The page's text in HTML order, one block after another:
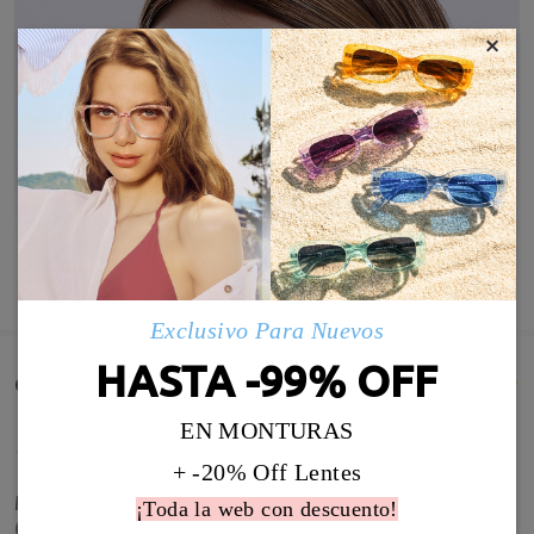
MOSTRAR MÁS
Comentarios de Clientes(25)
Muy buenas gafas, las compré graduadas de sol
(son las primeras de este tipo que tengo) y genial.
×
Exclusivo Para Nuevos
HASTA -99% OFF
EN MONTURAS
+ -20% Off Lentes
¡Toda la web con descuento!